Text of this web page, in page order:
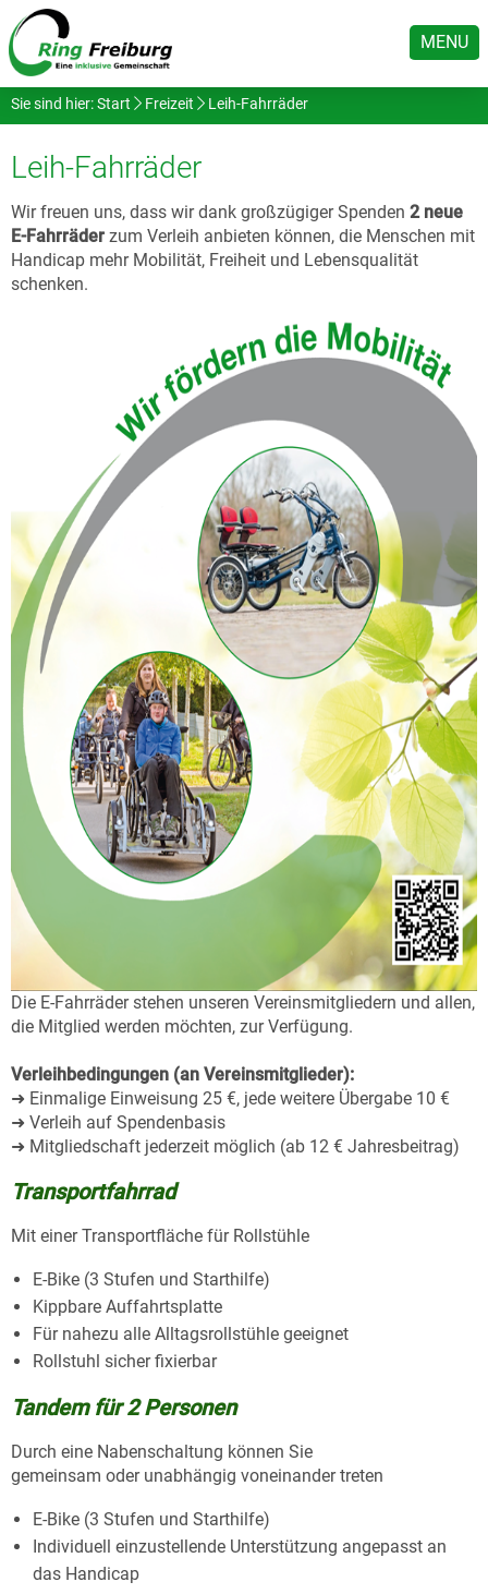
MENU
Sie sind hier:Start Freizeit Leih-Fahrräder
Leih-Fahrräder
Wir freuen uns, dass wir dank großzügiger Spenden 2 neue
E-Fahrräder zum Verleih anbieten können, die Menschen mit
Handicap mehr Mobilität, Freiheit und Lebensqualität
schenken.
Die E-Fahrräder stehen unseren Vereinsmitgliedern und allen,
die Mitglied werden möchten, zur Verfügung.
Verleihbedingungen (an Vereinsmitglieder):
➜ Einmalige Einweisung 25 €, jede weitere Übergabe 10 €
➜ Verleih auf Spendenbasis
➜ Mitgliedschaft jederzeit möglich (ab 12 € Jahresbeitrag)
Transportfahrrad
Mit einer Transportfläche für Rollstühle
E-Bike (3 Stufen und Starthilfe)
Kippbare Auffahrtsplatte
Für nahezu alle Alltagsrollstühle geeignet
Rollstuhl sicher fixierbar
Tandem für 2 Personen
Durch eine Nabenschaltung können Sie
gemeinsam oder unabhängig voneinander treten
E-Bike (3 Stufen und Starthilfe)
Individuell einzustellende Unterstützung angepasst an
das Handicap